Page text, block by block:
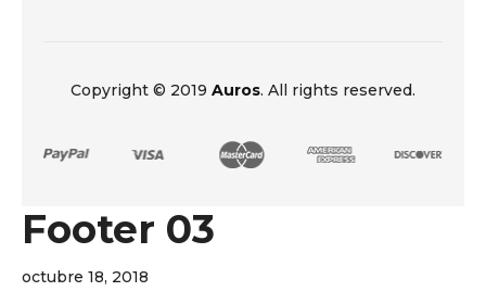
Copyright © 2019 Auros. All rights reserved.
Footer 03
octubre 18, 2018